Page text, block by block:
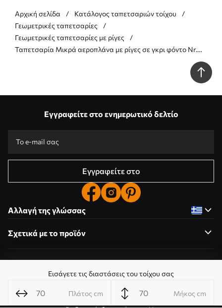
Εισάγετε τις διαστάσεις του τοίχου σας
Πλάτος cm Μήκος cm
Αρχική σελίδα
Κατάλογος ταπετσαριών τοίχου
Γεωμετρικές ταπετσαρίες
Γεωμετρικές ταπετσαρίες με ρίγες
Ταπετσαρία Μικρά αεροπλάνα με ρίγες σε γκρι φόντο Nr.
Εγγραφείτε στο ενημερωτικό δελτίο
Εγγραφείτε στο
Αλλαγή της γλώσσας
Σχετικά με το προϊόν
Σχετικά με την εταιρεία